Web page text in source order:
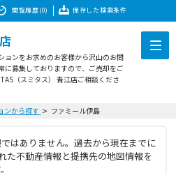
閲覧履歴(0) 保存した検索条件
ョンをお求めのお客様から沢山のお問
に募集しておりますので、ご売却をご
（スミタス） 青江店ご相談くださ
ンから探す ファミール伊島
はありません。過去から現在までに
た不動産情報と提携先の地図情報を